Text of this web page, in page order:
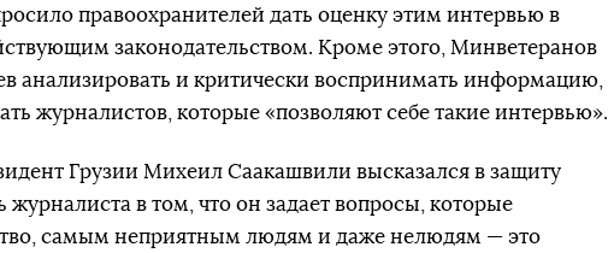
правоохранителей дать оценку этим интервью в
законодательством. Кроме этого, Минветеранов
анализировать и критически воспринимать информацию,
журналистов, которые «позволяют себе такие интервью».
Грузии Михеил Саакашвили высказался в защиту
журналиста в том, что он задает вопросы, которые
самым неприятным людям и даже нелюдям — это